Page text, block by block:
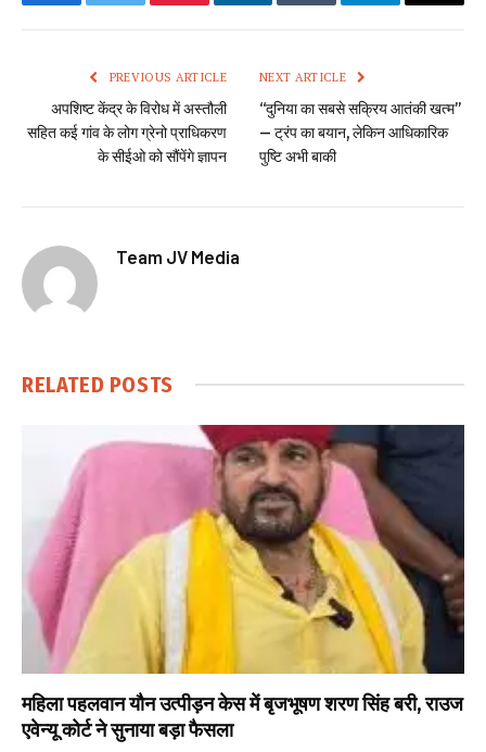
PREVIOUS ARTICLE
अपशिष्ट केंद्र के विरोध में अस्तौली
सहित कई गांव के लोग ग्रेनो प्राधिकरण
के सीईओ को सौंपेंगे ज्ञापन
NEXT ARTICLE
“दुनिया का सबसे सक्रिय आतंकी खत्म”
— ट्रंप का बयान, लेकिन आधिकारिक
पुष्टि अभी बाकी
Team JV Media
RELATED POSTS
महिला पहलवान यौन उत्पीड़न केस में बृजभूषण शरण सिंह बरी, राउज
एवेन्यू कोर्ट ने सुनाया बड़ा फैसला